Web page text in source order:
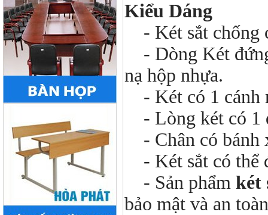
Kiểu Dáng
- Két sắt chống
- Dòng Két
nạ hộp nhựa.
- Két có 1 cánh
- Lòng két có 1
- Chân có bánh
- Két sắt có thể
- Sản phẩm két
bảo mật và an